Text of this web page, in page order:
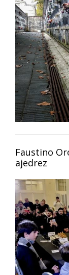
Faustino
ajedrez